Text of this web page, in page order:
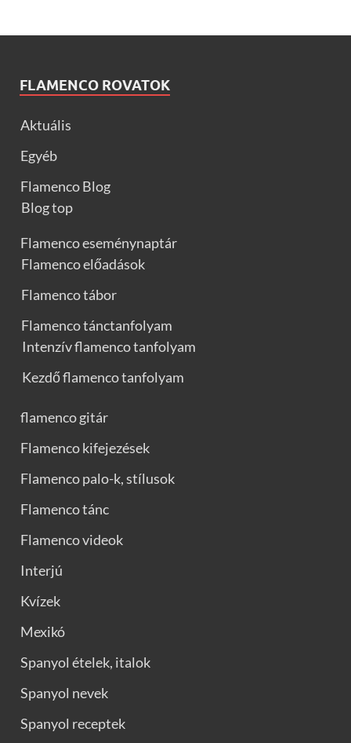
FLAMENCO ROVATOK
Aktuális
Egyéb
Flamenco Blog
Blog top
Flamenco eseménynaptár
Flamenco előadások
Flamenco tábor
Flamenco tánctanfolyam
Intenzív flamenco tanfolyam
Kezdő flamenco tanfolyam
flamenco gitár
Flamenco kifejezések
Flamenco palo-k, stílusok
Flamenco tánc
Flamenco videok
Interjú
Kvízek
Mexikó
Spanyol ételek, italok
Spanyol nevek
Spanyol receptek